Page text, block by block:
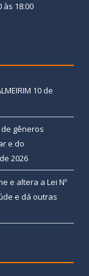
às 18:00
10 de
de gêneros
e do
2026
e altera a Lei Nº
e dá outras